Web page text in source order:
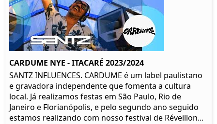
CARDUME NYE - ITACARÉ 2023/2024
SANTZ INFLUENCES. CARDUME é um label paulistano
e gravadora independente que fomenta a cultura
local. Já realizamos festas em São Paulo, Rio de
Janeiro e Florianópolis, e pelo segundo ano seguido
estamos realizando com nosso festival de Réveillon...